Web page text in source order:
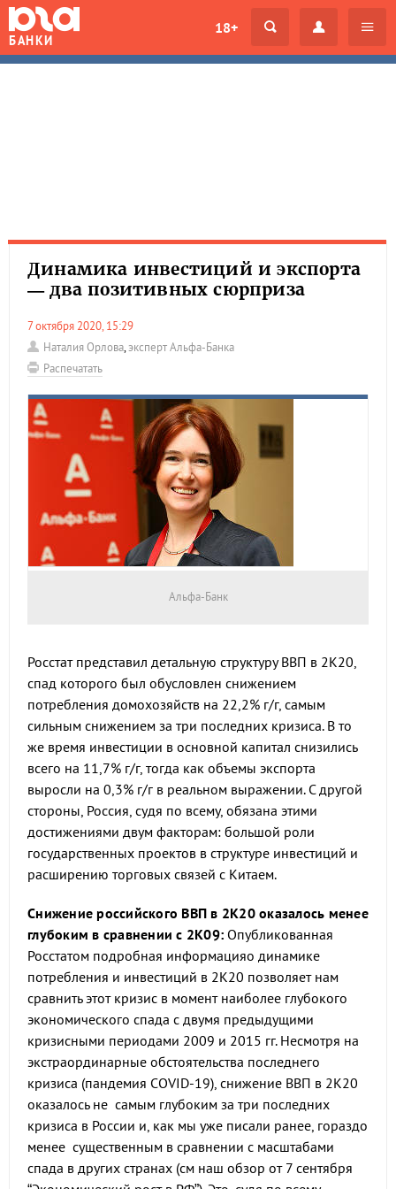
БАНКИ
18+
Динамика инвестиций и экспорта
— два позитивных сюрприза
7 октября 2020, 15:29
Наталия Орлова,эксперт Альфа-Банка
Распечатать
Альфа-Банк
Росстат представил детальную структуру ВВП в 2К20,
спад которого был обусловлен снижением
потребления домохозяйств на 22,2% г/г, самым
сильным снижением за три последних кризиса. В то
же время инвестиции в основной капитал снизились
всего на 11,7% г/г, тогда как объемы экспорта
выросли на 0,3% г/г в реальном выражении. С другой
стороны, Россия, судя по всему, обязана этими
достижениями двум факторам: большой роли
государственных проектов в структуре инвестиций и
расширению торговых связей с Китаем.
Снижение российского ВВП в 2К20 оказалось менее
глубоким в сравнении с 2К09:Опубликованная
Росстатом подробная информацияо динамике
потребления и инвестиций в 2К20 позволяет нам
сравнить этот кризис в момент наиболее глубокого
экономического спада с двумя предыдущими
кризисными периодами 2009 и 2015 гг. Несмотря на
экстраординарные обстоятельства последнего
кризиса (пандемия COVID-19), снижение ВВП в 2К20
оказалось не самым глубоким за три последних
кризиса в России и, как мы уже писали ранее, гораздо
менее существенным в сравнении с масштабами
спада в других странах (см наш обзор от 7 сентября